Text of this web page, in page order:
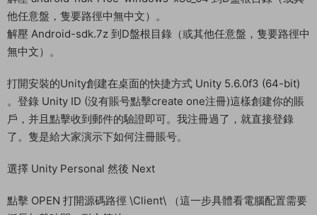
\Client\Assets\StreamingAssets\public_config.json
修改IP地址：43.248.96.84爲你的服務器外網IP，并且記得加上
網站訪問端口 （在你的服務器IP末尾加上:81)
删除 \Client\Assets\StreamingAssets1\ 文件夾内所有文件
複制 \Client\Assets\StreamingAssets\ 文件夾内所有文件 至
\Client\Assets\StreamingAssets1\ 文件夾内
（有很多人反應打包後這裏面沒有文件就是因爲未操作此步驟）
安裝 UnitySetup-Android-Support-for-Editor-5.6.0f3.exe 一
直下一步即可。